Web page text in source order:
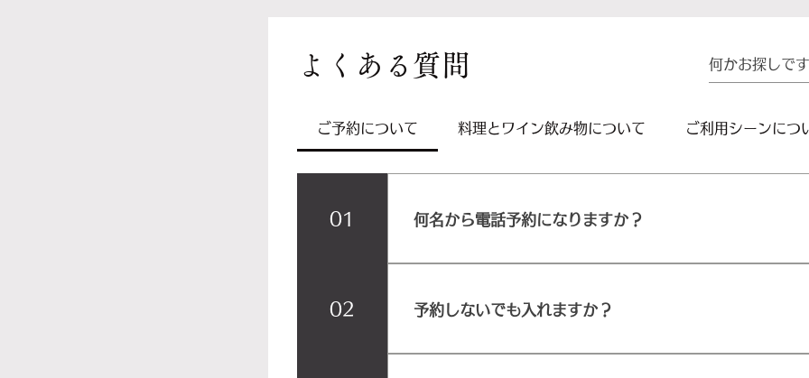
よくある質問
ご予約について 料理とワイン飲み物について ご利用シーンにつ
01 何名から電話予約になりますか？
ちいさなレストランのため、カウンター席3名様以上、
はネット予約で「×」となっている時間帯でも、お席を
らからどうぞ 当日・お急ぎの場合は、お電話でのご予約
02 予約しないでも入れますか？
のんとろっぽはカウンター6席、テーブル4名様用お席2